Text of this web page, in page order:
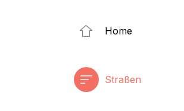
Home
Straßen